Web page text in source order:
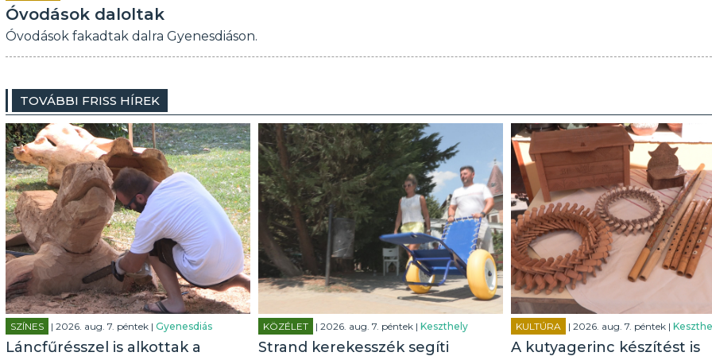
Óvodások daloltak
Óvodások fakadtak dalra Gyenesdiáson.
TOVÁBBI FRISS HÍREK
SZÍNES | 2026. aug. 7. péntek | Gyenesdiás
Láncfűrésszel is alkottak a
KÖZÉLET | 2026. aug. 7. péntek | Keszthely
Strand kerekesszék segíti
KULTÚRA | 2026. aug. 7. péntek |
A kutyagerinc készítést is